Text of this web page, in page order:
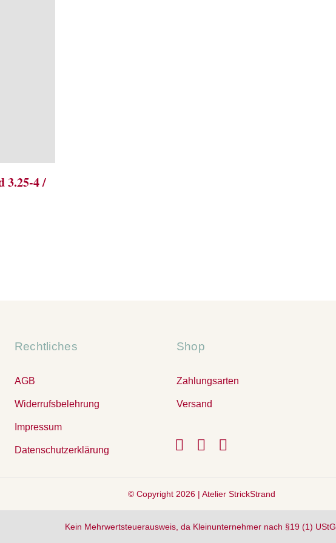
3.25-4 /
Rechtliches
AGB
Widerrufsbelehrung
Impressum
Datenschutzerklärung
Shop
Zahlungsarten
Versand
© Copyright 2026 | Atelier StrickStrand
Kein Mehrwertsteuerausweis, da Kleinunternehmer nach §19 (1) UStG.